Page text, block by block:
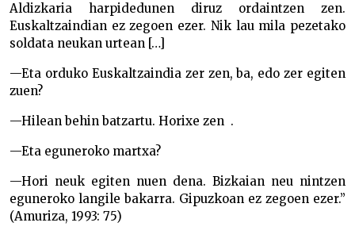
Aldizkaria harpidedunen diruz ordaintzen zen.
Euskaltzaindian ez zegoen ezer. Nik lau mila pezetako
soldata neukan urtean […]
—Eta orduko Euskaltzaindia zer zen, ba, edo zer egiten
zuen?
—Hilean behin batzartu. Horixe zen .
—Eta eguneroko martxa?
—Hori neuk egiten nuen dena. Bizkaian neu nintzen
eguneroko langile bakarra. Gipuzkoan ez zegoen ezer.”
(Amuriza, 1993: 75)